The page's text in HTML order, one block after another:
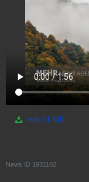
indir 11 MB
News ID 1931102